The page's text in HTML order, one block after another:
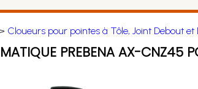
Cloueurs pour pointes à Tôle, Joint Debout
PREBENA AX-CNZ45